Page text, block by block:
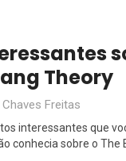
Theory
Freitas
interessantes que
conhecia sobre o The